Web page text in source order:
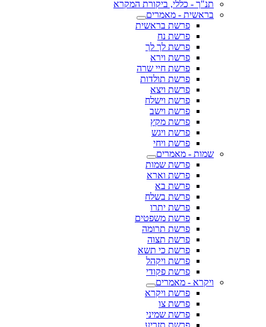
תנ"ך - כללי, ביקורת המקרא
בראשית - מאמרים
פרשת בראשית
פרשת נח
פרשת לך לך
פרשת וירא
פרשת חיי שרה
פרשת תולדות
פרשת ויצא
פרשת וישלח
פרשת וישב
פרשת מקץ
פרשת ויגש
פרשת ויחי
שמות - מאמרים
פרשת שמות
פרשת וארא
פרשת בא
פרשת בשלח
פרשת יתרו
פרשת משפטים
פרשת תרומה
פרשת תצוה
פרשת כי תשא
פרשת ויקהל
פרשת פקודי
ויקרא - מאמרים
פרשת ויקרא
פרשת צו
פרשת שמיני
פרשת תזריע